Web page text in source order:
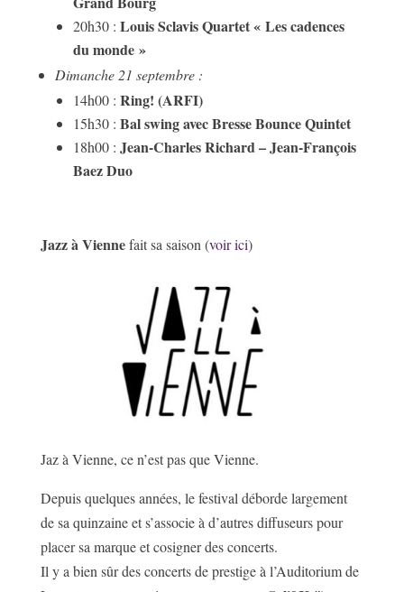
20h30 : Louis Sclavis Quartet « Les cadences
du monde »
Dimanche 21 septembre :
14h00 : Ring! (ARFI)
15h30 : Bal swing avec Bresse Bounce Quintet
18h00 : Jean-Charles Richard – Jean-François
Baez Duo
Jazz à Viennefait sa saison (voir ici)
Jaz à Vienne, ce n’est pas que Vienne.
Depuis quelques années, le festival déborde largement
de sa quinzaine et s’associe à d’autres diffuseurs pour
placer sa marque et cosigner des concerts.
Il y a bien sûr des concerts de prestige à l’Auditorium de